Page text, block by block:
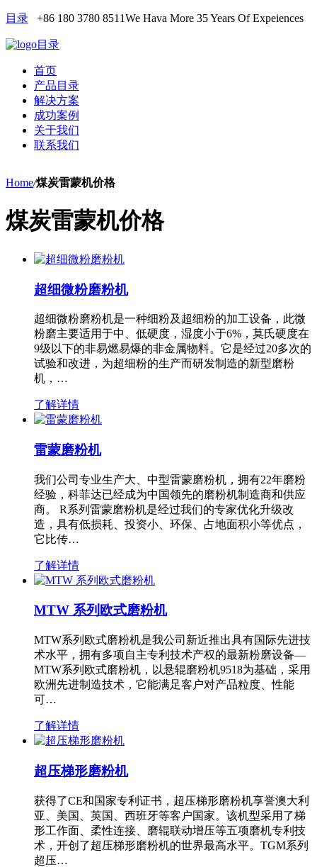
目录 +86 180 3780 8511We Hava More 35 Years Of Expeiences
目录
首页
产品目录
解决方案
成功案例
关于我们
联系我们
Home/煤炭雷蒙机价格
煤炭雷蒙机价格
超细微粉磨粉机
超细微粉磨粉机是一种细粉及超细粉的加工设备，此微
粉磨主要适用于中、低硬度，湿度小于6%，莫氏硬度在
9级以下的非易燃易爆的非金属物料。它是经过20多次的
试验和改进，为超细粉的生产而研发制造的新型磨粉
机，…
了解详情
雷蒙磨粉机
我们公司专业生产大、中型雷蒙磨粉机，拥有22年磨粉
经验，科菲达已经成为中国领先的磨粉机制造商和供应
商。 R系列雷蒙磨粉机是经过我们的专家优化升级改
造，具有低损耗、投资小、环保、占地面积小等优点，
它比传…
了解详情
MTW 系列欧式磨粉机
MTW系列欧式磨粉机是我公司新近推出具有国际先进技
术水平，拥有多项自主专利技术产权的最新粉磨设备—
MTW系列欧式磨粉机，以悬辊磨粉机9518为基础，采用
欧洲先进制造技术，它能满足客户对产品粒度、性能
可…
了解详情
超压梯形磨粉机
获得了CE和国家专利证书，超压梯形磨粉机享誉澳大利
亚、美国、英国、西班牙等客户国家。该机型采用了梯
形工作面、柔性连接、磨辊联动增压等五项磨机专利技
术，开创了超压梯形磨粉机的世界最高水平。TGM系列
超压…